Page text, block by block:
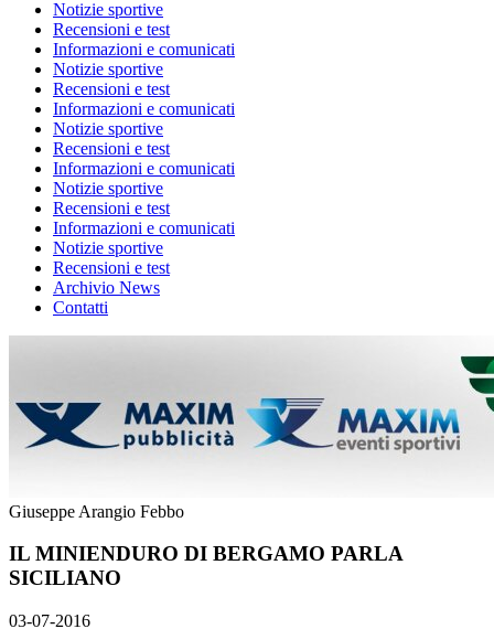
Notizie sportive
Recensioni e test
Informazioni e comunicati
Notizie sportive
Recensioni e test
Informazioni e comunicati
Notizie sportive
Recensioni e test
Informazioni e comunicati
Notizie sportive
Recensioni e test
Informazioni e comunicati
Notizie sportive
Recensioni e test
Archivio News
Contatti
Giuseppe Arangio Febbo
IL MINIENDURO DI BERGAMO PARLA
SICILIANO
03-07-2016